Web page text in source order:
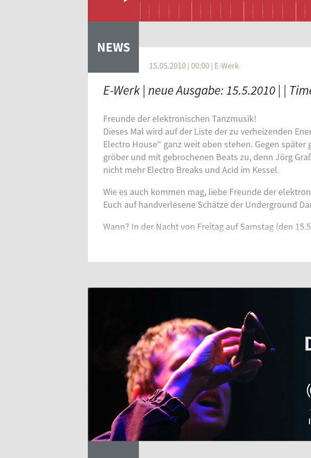
NEWS
VERTIKALE REITER
15.05.2010 | 00:00 | E-Werk
E-Werk | neue
Freunde der elektronischen Tanzmusik!
Dieses Mal wird auf der Liste der zu verheizenden
Electro House“ ganz weit oben stehen. Gegen
gröber und mit gebrochenen Beats zu, denn Jörg
nicht mehr Electro Breaks und Acid im Kessel.
Wie es auch kommen mag, liebe Freunde der
Euch auf handverlesene Schätze der Underground
Wann? In der Nacht von Freitag auf Samstag (den
Herzlichst.
Electro House
Electro Breaks
Deep House
SEITEN